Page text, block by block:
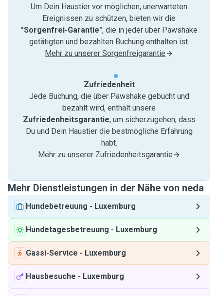
Um Dein Haustier vor möglichen, unerwarteten
Ereignissen zu schützen, bieten wir die
"Sorgenfrei-Garantie", die in jeder über Pawshake
getätigten und bezahlten Buchung enthalten ist.
Mehr zu unserer Sorgenfreigarantie
Zufriedenheit
Jede Buchung, die über Pawshake gebucht und
bezahlt wird, enthält unsere
Zufriedenheitsgarantie, um sicherzugehen, dass
Du und Dein Haustier die bestmögliche Erfahrung
habt.
Mehr zu unserer Zufriedenheitsgarantie
Mehr Dienstleistungen in der Nähe von neda
Hundebetreuung - Luxemburg
Hundetagesbetreuung - Luxemburg
Gassi-Service - Luxemburg
Hausbesuche - Luxemburg